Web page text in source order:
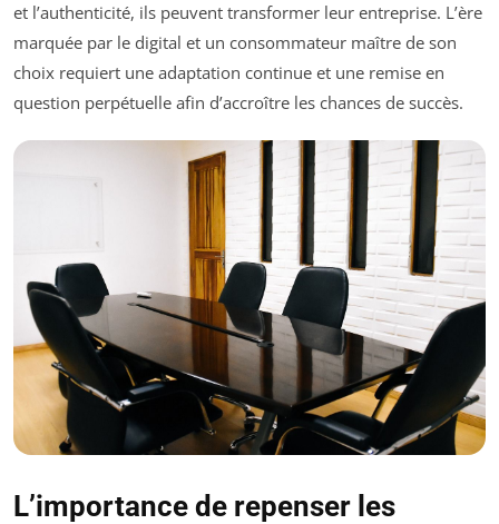
et l’authenticité, ils peuvent transformer leur entreprise. L’ère
marquée par le digital et un consommateur maître de son
choix requiert une adaptation continue et une remise en
question perpétuelle afin d’accroître les chances de succès.
L’importance de repenser les